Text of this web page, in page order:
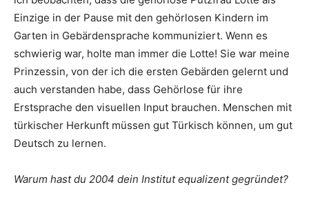
Einzige in der Pause mit den gehörlosen Kindern im
Garten in Gebärdensprache kommuniziert. Wenn es
schwierig war, holte man immer die Lotte! Sie war meine
Prinzessin, von der ich die ersten Gebärden gelernt und
auch verstanden habe, dass Gehörlose für ihre
Erstsprache den visuellen Input brauchen. Menschen mit
türkischer Herkunft müssen gut Türkisch können, um gut
Deutsch zu lernen.
Warum hast du 2004 dein Institut equalizent gegründet?